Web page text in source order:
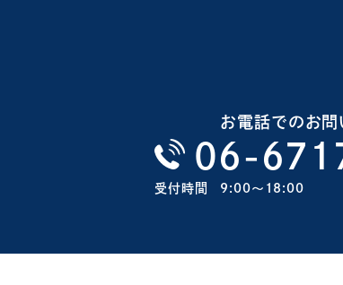
お電話でのお問
06-
受付時間 9:00〜18:00